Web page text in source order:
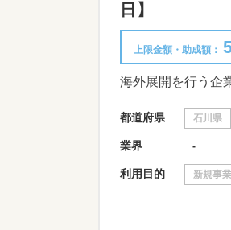
日】
上限金額・助成額：
都道府県 石川県
業界 -
利用目的 新規事